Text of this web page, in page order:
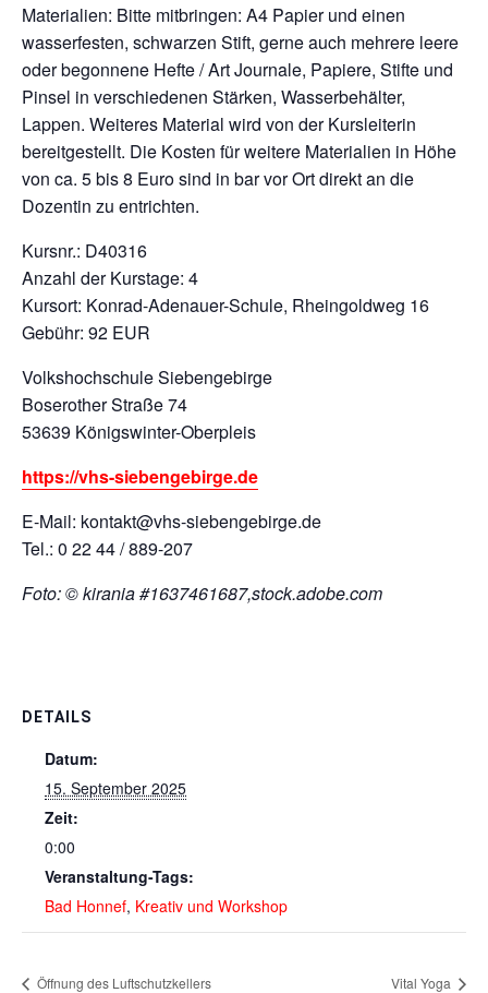
Materialien: Bitte mitbringen: A4 Papier und einen
wasserfesten, schwarzen Stift, gerne auch mehrere leere
oder begonnene Hefte / Art Journale, Papiere, Stifte und
Pinsel in verschiedenen Stärken, Wasserbehälter,
Lappen. Weiteres Material wird von der Kursleiterin
bereitgestellt. Die Kosten für weitere Materialien in Höhe
von ca. 5 bis 8 Euro sind in bar vor Ort direkt an die
Dozentin zu entrichten.
Kursnr.: D40316
Anzahl der Kurstage: 4
Kursort: Konrad-Adenauer-Schule, Rheingoldweg 16
Gebühr: 92 EUR
Volkshochschule Siebengebirge
Boserother Straße 74
53639 Königswinter-Oberpleis
https://vhs-siebengebirge.de
E-Mail: kontakt@vhs-siebengebirge.de
Tel.: 0 22 44 / 889-207
Foto: © kirania #1637461687,stock.adobe.com
DETAILS
Datum:
15. September 2025
Zeit:
0:00
Veranstaltung-Tags:
Bad Honnef, Kreativ und Workshop
Öffnung des Luftschutzkellers Vital Yoga